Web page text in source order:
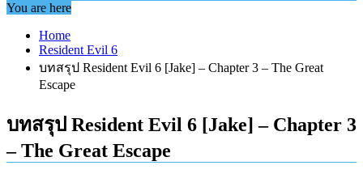
You are here
Home
Resident Evil 6
บทสรุป Resident Evil 6 [Jake] – Chapter 3 – The Great
Escape
บทสรุป Resident Evil 6 [Jake] – Chapter 3
– The Great Escape